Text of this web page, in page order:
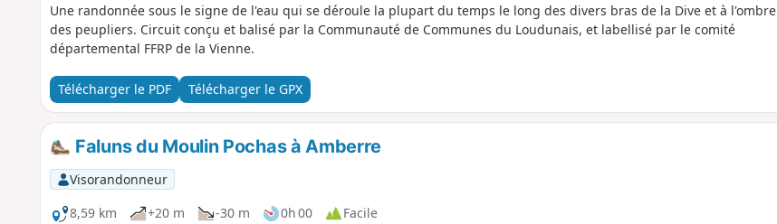
Une randonnée sous le signe de l'eau qui se déroule la plupart du temps le long des divers bras de la Dive et à l'ombre
des peupliers. Circuit conçu et balisé par la Communauté de Communes du Loudunais, et labellisé par le comité
départemental FFRP de la Vienne.
Télécharger le PDF Télécharger le GPX
Faluns du Moulin Pochas à Amberre
Visorandonneur
8,59 km
+20 m -30 m 0h 00
Facile